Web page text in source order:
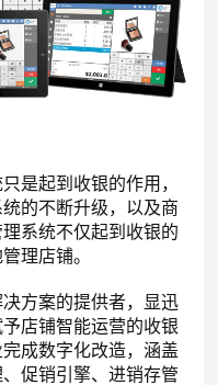
是起到收银的作用，
的不断升级，以及商
系统不仅起到收银的
理店铺。
方案的提供者，显迅
店铺智能运营的收银
成数字化改造，涵盖
促销引擎、进销存管